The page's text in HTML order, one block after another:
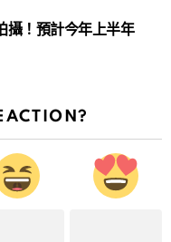
攝！預計今年上半年